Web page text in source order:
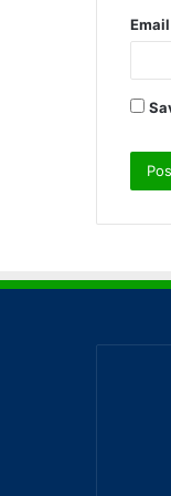
Email